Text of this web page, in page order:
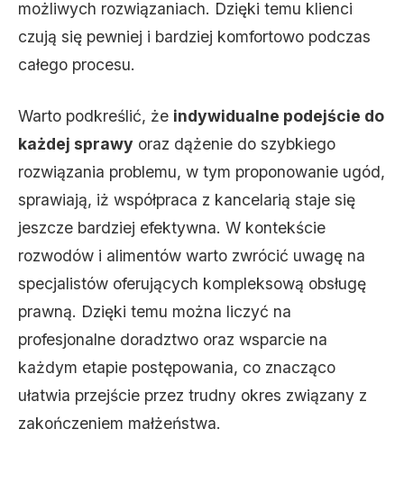
możliwych rozwiązaniach. Dzięki temu klienci
czują się pewniej i bardziej komfortowo podczas
całego procesu.
Warto podkreślić, że indywidualne podejście do
każdej sprawy oraz dążenie do szybkiego
rozwiązania problemu, w tym proponowanie ugód,
sprawiają, iż współpraca z kancelarią staje się
jeszcze bardziej efektywna. W kontekście
rozwodów i alimentów warto zwrócić uwagę na
specjalistów oferujących kompleksową obsługę
prawną. Dzięki temu można liczyć na
profesjonalne doradztwo oraz wsparcie na
każdym etapie postępowania, co znacząco
ułatwia przejście przez trudny okres związany z
zakończeniem małżeństwa.